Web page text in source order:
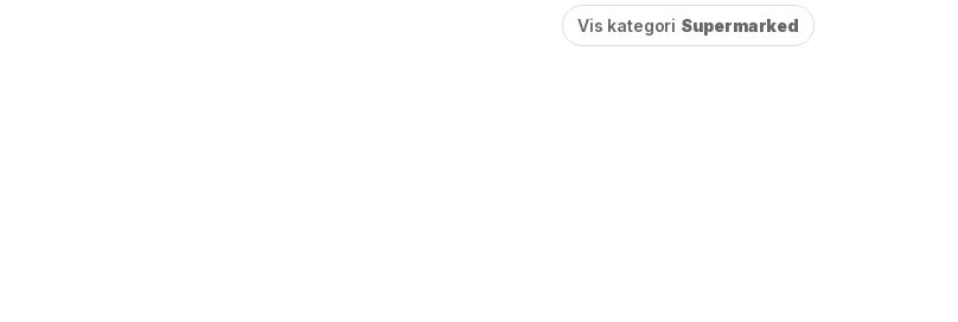
Vis kategori Supermarked